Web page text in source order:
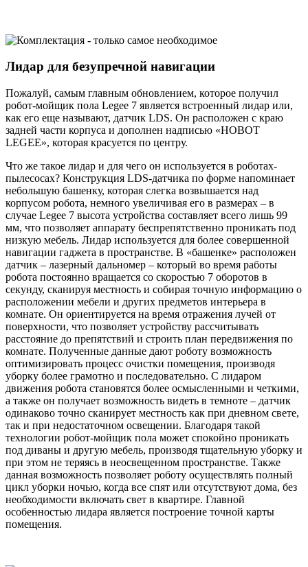
Лидар для безупречной навигации
Пожалуй, самым главным обновлением, которое получил
робот-мойщик пола Legee 7 является встроенный лидар или,
как его еще называют, датчик LDS. Он расположен с краю
задней части корпуса и дополнен надписью «HOBOT
LEGEE», которая красуется по центру.
Что же такое лидар и для чего он используется в роботах-
пылесосах? Конструкция LDS-датчика по форме напоминает
небольшую башенку, которая слегка возвышается над
корпусом робота, немного увеличивая его в размерах – в
случае Legee 7 высота устройства составляет всего лишь 99
мм, что позволяет аппарату беспрепятственно проникать под
низкую мебель. Лидар используется для более совершенной
навигации гаджета в пространстве. В «башенке» расположен
датчик – лазерный дальномер – который во время работы
робота постоянно вращается со скоростью 7 оборотов в
секунду, сканируя местность и собирая точную информацию о
расположении мебели и других предметов интерьера в
комнате. Он ориентируется на время отражения лучей от
поверхности, что позволяет устройству рассчитывать
расстояние до препятствий и строить план передвижения по
комнате. Полученные данные дают роботу возможность
оптимизировать процесс очистки помещения, производя
уборку более грамотно и последовательно. С лидаром
движения робота становятся более осмысленными и четкими,
а также он получает возможность видеть в темноте – датчик
одинаково точно сканирует местность как при дневном свете,
так и при недостаточном освещении. Благодаря такой
технологии робот-мойщик пола может спокойно проникать
под диваны и другую мебель, производя тщательную уборку и
при этом не теряясь в неосвещенном пространстве. Также
данная возможность позволяет роботу осуществлять полный
цикл уборки ночью, когда все спят или отсутствуют дома, без
необходимости включать свет в квартире. Главной
особенностью лидара является построение точной карты
помещения.